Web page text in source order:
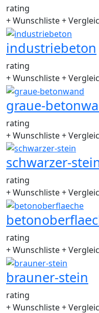
rating
+ Wunschliste+
industriebeton
rating
+ Wunschliste+
graue-
rating
+ Wunschliste+
schwarzer-
rating
+ Wunschliste+
rating
+ Wunschliste+
brauner-stein
rating
+ Wunschliste+